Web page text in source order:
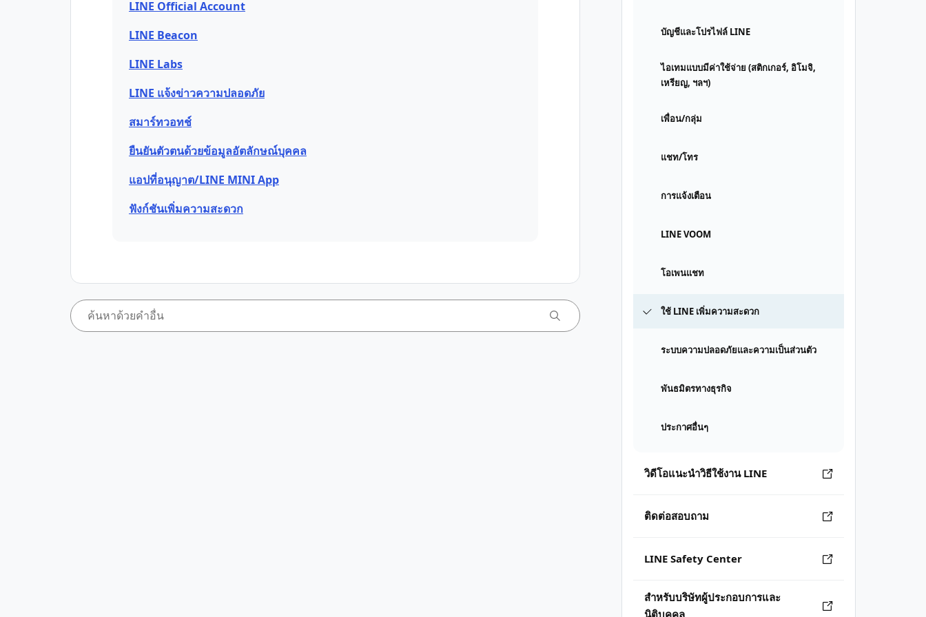
บัญชีและโปรไฟล์ LINE
ไอเทมแบบมีค่าใช้จ่าย (สติกเกอร์, อิโมจิ,
เหรียญ, ฯลฯ)
เพื่อน/กลุ่ม
แชท/โทร
การแจ้งเตือน
LINE VOOM
โอเพนแชท
ใช้ LINE เพิ่มความสะดวก
ระบบความปลอดภัยและความเป็นส่วนตัว
พันธมิตรทางธุรกิจ
ประกาศอื่นๆ
วิดีโอแนะนำวิธีใช้งาน LINE
ติดต่อสอบถาม
LINE Safety Center
สำหรับบริษัทผู้ประกอบการและ
นิติบุคคล
LINE Official Account
LINE Beacon
LINE Labs
LINE แจ้งข่าวความปลอดภัย
สมาร์ทวอทช์
ยืนยันตัวตนด้วยข้อมูลอัตลักษณ์บุคคล
แอปที่อนุญาต/LINE MINI App
ฟังก์ชันเพิ่มความสะดวก